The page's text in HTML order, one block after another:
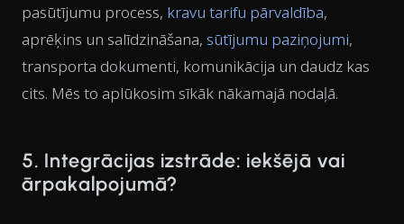
pasūtījumu process, kravu tarifu pārvaldība,
aprēķins un salīdzināšana, sūtījumu paziņojumi,
transporta dokumenti, komunikācija un daudz kas
cits. Mēs to aplūkosim sīkāk nākamajā nodaļā.
5. Integrācijas izstrāde: iekšējā vai
ārpakalpojumā?